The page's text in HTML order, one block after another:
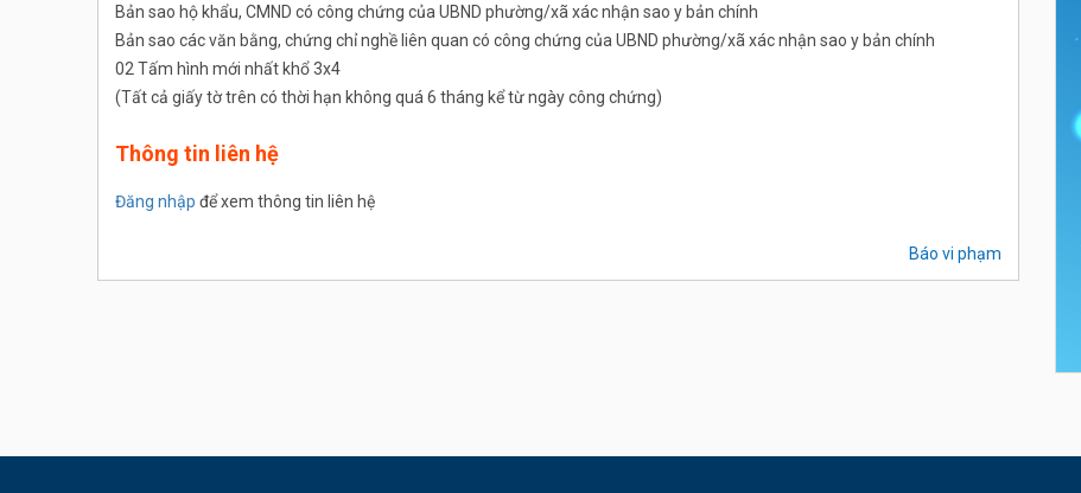
Bản sao hộ khẩu, CMND có công chứng của UBND phường/xã xác nhận sao y bản chính
Bản sao các văn bằng, chứng chỉ nghề liên quan có công chứng của UBND phường/xã xác nhận sao y bản chính
02 Tấm hình mới nhất khổ 3x4
(Tất cả giấy tờ trên có thời hạn không quá 6 tháng kể từ ngày công chứng)
Thông tin liên hệ
Đăng nhập để xem thông tin liên hệ
Báo vi phạm